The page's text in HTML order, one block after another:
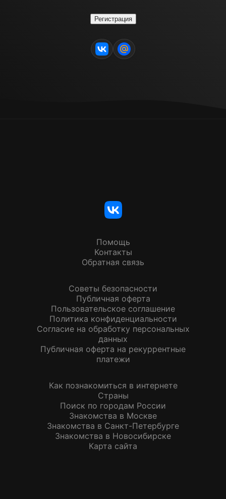
Регистрация
Помощь
Контакты
Обратная связь
Советы безопасности
Публичная оферта
Пользовательское соглашение
Политика конфиденциальности
Согласие на обработку персональных
данных
Публичная оферта на рекуррентные
платежи
Как познакомиться в интернете
Страны
Поиск по городам России
Знакомства в Москве
Знакомства в Санкт-Петербурге
Знакомства в Новосибирске
Карта сайта